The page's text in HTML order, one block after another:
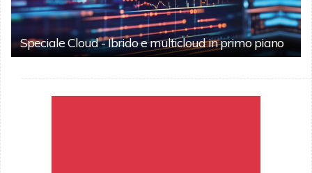
Speciale Cloud - Ibrido e multicloud in primo piano